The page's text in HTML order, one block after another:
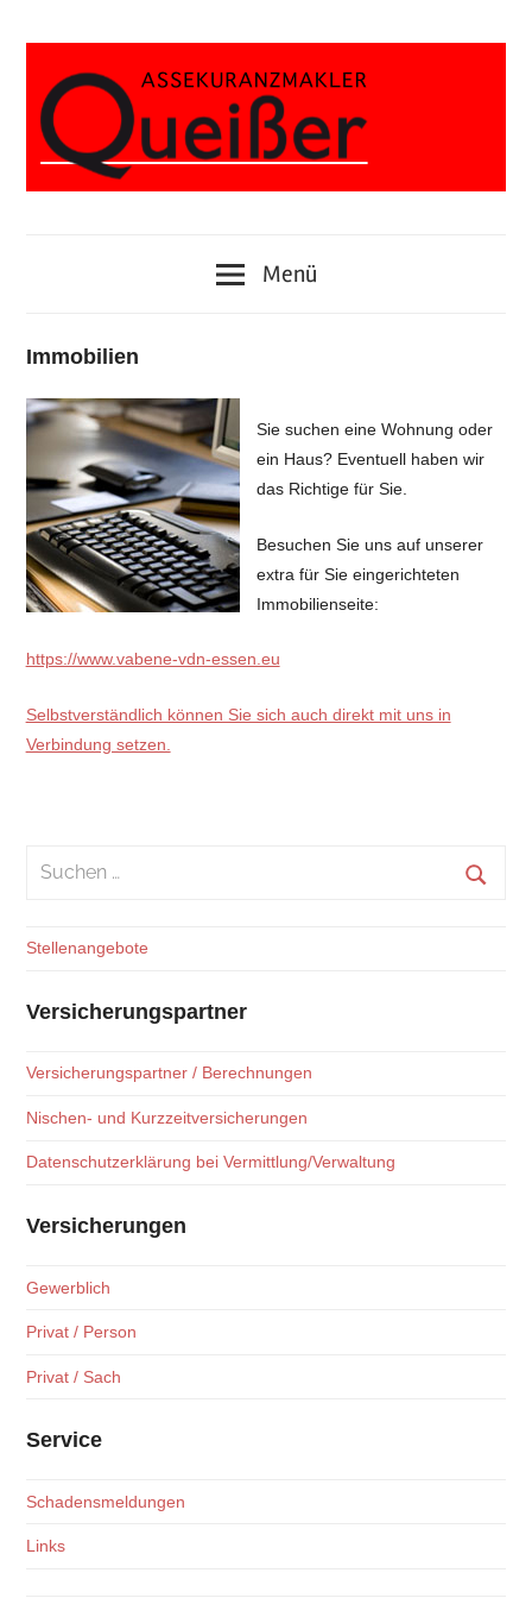
Inhalt
Queißer
Menü
Immobilien
Sie suchen eine Wohnung oder
ein Haus? Eventuell haben wir
das Richtige für Sie.
Besuchen Sie uns auf unserer
extra für Sie eingerichteten
Immobilienseite:
https://www.vabene-vdn-essen.eu
Selbstverständlich können Sie sich auch direkt mit uns in
Verbindung setzen.
nach:
Stellenangebote
Versicherungspartner
Versicherungspartner / Berechnungen
Nischen- und Kurzzeitversicherungen
Datenschutzerklärung bei Vermittlung/Verwaltung
Versicherungen
Gewerblich
Privat / Person
Privat / Sach
Service
Schadensmeldungen
Links